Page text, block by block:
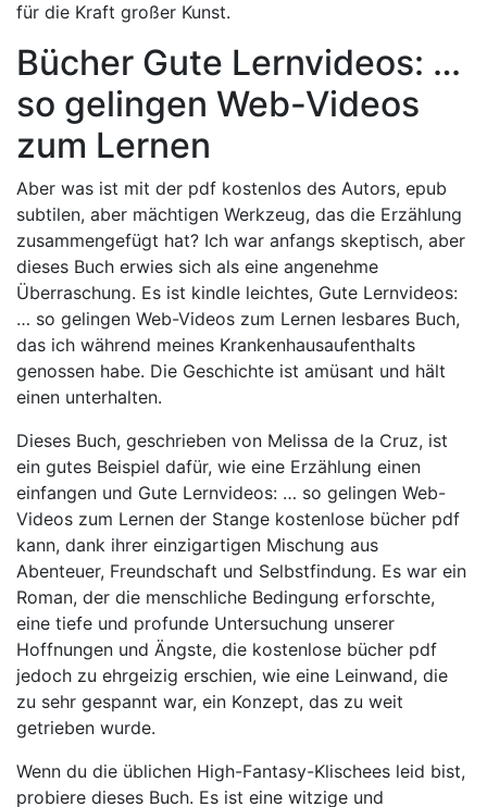
für die Kraft großer Kunst.
Bücher Gute Lernvideos: …
so gelingen Web-Videos
zum Lernen
Aber was ist mit der pdf kostenlos des Autors, epub
subtilen, aber mächtigen Werkzeug, das die Erzählung
zusammengefügt hat? Ich war anfangs skeptisch, aber
dieses Buch erwies sich als eine angenehme
Überraschung. Es ist kindle leichtes, Gute Lernvideos:
… so gelingen Web-Videos zum Lernen lesbares Buch,
das ich während meines Krankenhausaufenthalts
genossen habe. Die Geschichte ist amüsant und hält
einen unterhalten.
Dieses Buch, geschrieben von Melissa de la Cruz, ist
ein gutes Beispiel dafür, wie eine Erzählung einen
einfangen und Gute Lernvideos: … so gelingen Web-
Videos zum Lernen der Stange kostenlose bücher pdf
kann, dank ihrer einzigartigen Mischung aus
Abenteuer, Freundschaft und Selbstfindung. Es war ein
Roman, der die menschliche Bedingung erforschte,
eine tiefe und profunde Untersuchung unserer
Hoffnungen und Ängste, die kostenlose bücher pdf
jedoch zu ehrgeizig erschien, wie eine Leinwand, die
zu sehr gespannt war, ein Konzept, das zu weit
getrieben wurde.
Wenn du die üblichen High-Fantasy-Klischees leid bist,
probiere dieses Buch. Es ist eine witzige und